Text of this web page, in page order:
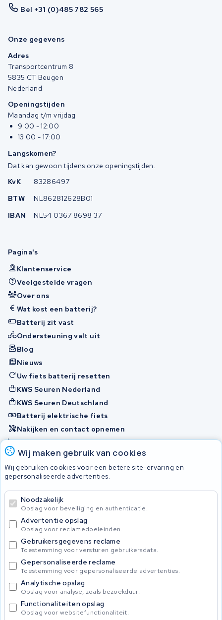
Wij maken gebruik van cookies
Wij gebruiken cookies voor een betere site-ervaring en
gepersonaliseerde advertenties.
Noodzakelijk
Opslag voor beveiliging en authenticatie.
Advertentie opslag
Opslag voor reclamedoeleinden.
Gebruikersgegevens reclame
Toestemming voor versturen gebruikersdata.
Gepersonaliseerde reclame
Toestemming voor gepersonaliseerde advertenties.
Analytische opslag
Opslag voor analyse, zoals bezoekduur.
Functionaliteiten opslag
Opslag voor websitefunctionaliteit.
Bel +31 (0)485 782 565
Onze gegevens
Adres
Transportcentrum 8
5835 CT Beugen
Nederland
Openingstijden
Maandag t/m vrijdag
9:00 - 12:00
13:00 - 17:00
Langskomen?
Dat kan gewoon tijdens onze openingstijden.
KvK
83286497
BTW
NL862812628B01
IBAN
NL54 0367 8698 37
Pagina's
Klantenservice
Veelgestelde vragen
Over ons
Wat kost een batterij?
Batterij zit vast
Ondersteuning valt uit
Blog
Nieuws
Uw fiets batterij resetten
KWS Seuren Nederland
KWS Seuren Deutschland
Batterij elektrische fiets
Nakijken en contact opnemen
Onherstelbaar
Accu's
© 2026 KWS Seuren
Algemene voorwaarden
Privacy Policy